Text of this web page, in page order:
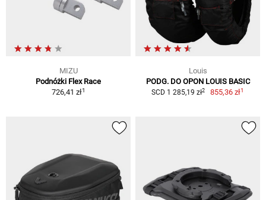
MIZU
Podnóżki Flex Race
726,41 zł1
Louis
PODG. DO OPON LOUIS BASIC
SCD 1 285,19 zł2 855,36 zł1